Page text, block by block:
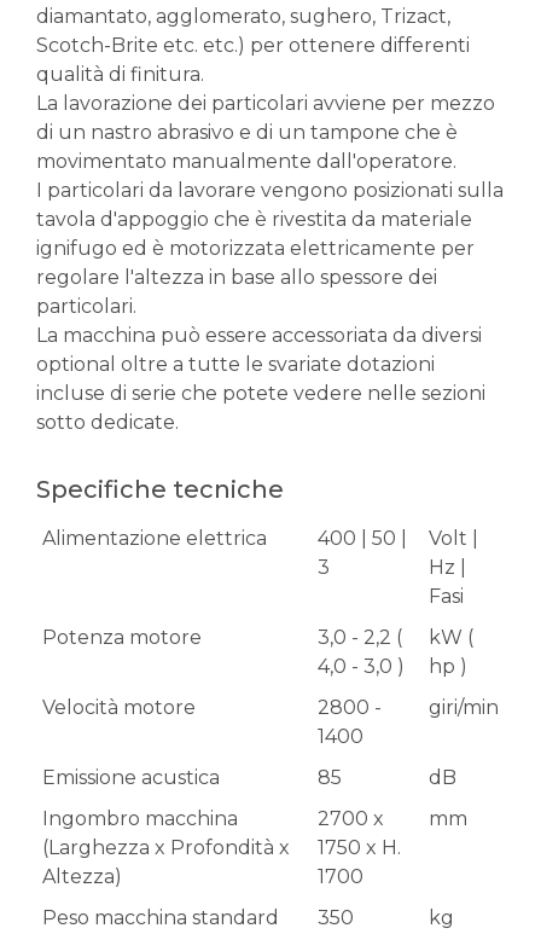
diamantato, agglomerato, sughero, Trizact,
Scotch-Brite etc. etc.) per ottenere differenti
qualità di finitura.
La lavorazione dei particolari avviene per mezzo
di un nastro abrasivo e di un tampone che è
movimentato manualmente dall'operatore.
I particolari da lavorare vengono posizionati sulla
tavola d'appoggio che è rivestita da materiale
ignifugo ed è motorizzata elettricamente per
regolare l'altezza in base allo spessore dei
particolari.
La macchina può essere accessoriata da diversi
optional oltre a tutte le svariate dotazioni
incluse di serie che potete vedere nelle sezioni
sotto dedicate.
Specifiche tecniche
Alimentazione elettrica
400 | 50 |
3
Volt |
Hz |
Fasi
Potenza motore
3,0 - 2,2 (
4,0 - 3,0 )
kW (
hp )
Velocità motore
2800 -
1400
giri/min
Emissione acustica 85
dB
Ingombro macchina
(Larghezza x Profondità x
Altezza)
2700 x
1750 x H.
1700
mm
Peso macchina standard 350 kg